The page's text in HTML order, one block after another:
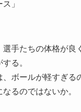
」
手たちの体格が良
る。
ボールが軽すぎる
るのではないか。